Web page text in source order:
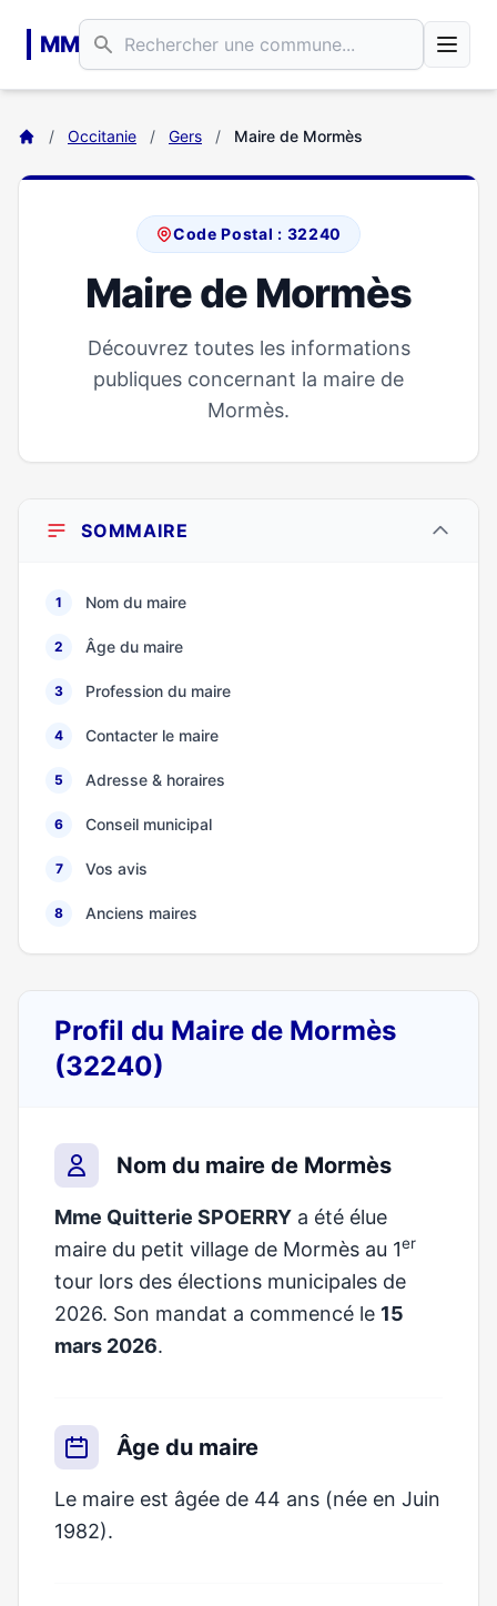
MM
/ Occitanie / Gers / Maire de Mormès
Code Postal : 32240
Maire de Mormès
Découvrez toutes les informations
publiques concernant la maire de
Mormès.
SOMMAIRE
1 Nom du maire
2 Âge du maire
3 Profession du maire
4 Contacter le maire
5 Adresse & horaires
6 Conseil municipal
7 Vos avis
8 Anciens maires
Profil du Maire de Mormès
(32240)
Nom du maire de Mormès
Mme Quitterie SPOERRY a été élue
maire du petit village de Mormès au 1er
tour lors des élections municipales de
2026. Son mandat a commencé le 15
mars 2026.
Âge du maire
Le maire est âgée de 44 ans (née en Juin
1982).